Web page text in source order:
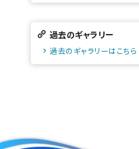
過去のギャラリー
過去のギャラリーはこちら